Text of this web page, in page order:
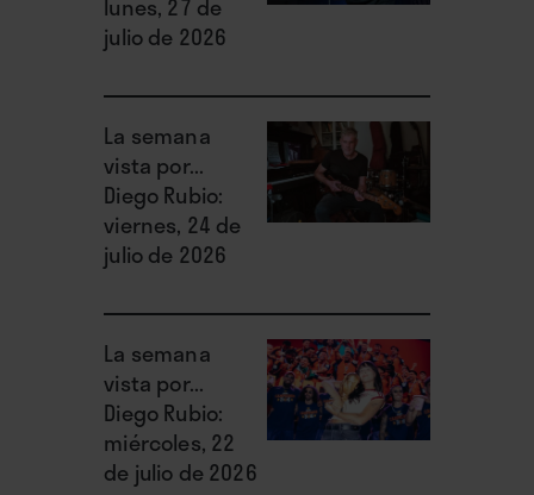
lunes, 27 de
julio de 2026
La semana
vista por...
Diego Rubio:
viernes, 24 de
julio de 2026
La semana
vista por...
Diego Rubio:
miércoles, 22
de julio de 2026